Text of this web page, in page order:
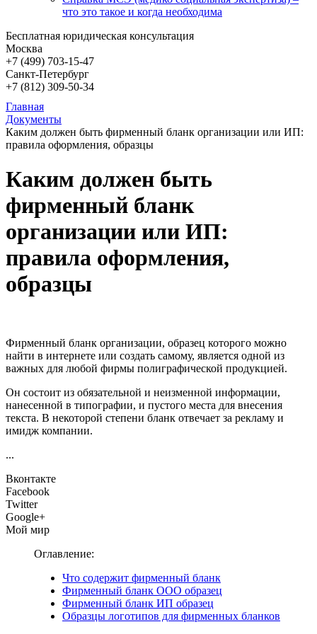
что это такое и когда необходима
Бесплатная юридическая консультация
Москва
+7 (499) 703-15-47
Санкт-Петербург
+7 (812) 309-50-34
Главная
Документы
Каким должен быть фирменный бланк организации или ИП:
правила оформления, образцы
Каким должен быть
фирменный бланк
организации или ИП:
правила оформления,
образцы
Фирменный бланк организации, образец которого можно
найти в интернете или создать самому, является одной из
важных для любой фирмы полиграфической продукцией.
Он состоит из обязательной и неизменной информации,
нанесенной в типографии, и пустого места для внесения
текста. В некоторой степени бланк отвечает за рекламу и
имидж компании.
...
Вконтакте
Facebook
Twitter
Google+
Мой мир
Оглавление:
Что содержит фирменный бланк
Фирменный бланк ООО образец
Фирменный бланк ИП образец
Образцы логотипов для фирменных бланков